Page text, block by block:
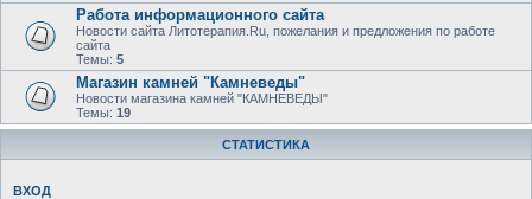
Работа информационного сайта
Новости сайта Литотерапия.Ru, пожелания и предложения по работе
сайта
Темы: 5
Магазин камней "Камневеды"
Новости магазина камней "КАМНЕВЕДЫ"
Темы: 19
СТАТИСТИКА
ВХОД